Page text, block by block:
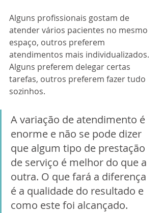
Alguns profissionais gostam de
atender vários pacientes no mesmo
espaço, outros preferem
atendimentos mais individualizados.
Alguns preferem delegar certas
tarefas, outros preferem fazer tudo
sozinhos.
A variação de atendimento é
enorme e não se pode dizer
que algum tipo de prestação
de serviço é melhor do que a
outra. O que fará a diferença
é a qualidade do resultado e
como este foi alcançado.